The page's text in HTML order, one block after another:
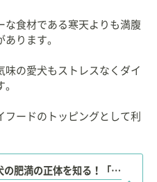
な食材である寒天よりも満腹
ります。
味の愛犬もストレスなくダイ
ードのトッピングとして利
【獣医師監修】犬の肥満の正体を知る！「愛犬版」肥満チェックシート！あり